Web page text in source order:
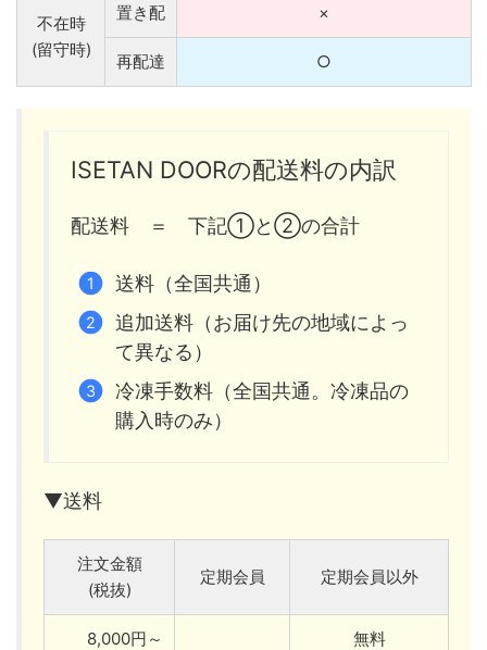
不在時
(留守時)
置き配 ×
再配達 ○
ISETAN DOORの配送料の内訳
配送料 ＝ 下記①と②の合計
送料（全国共通）
追加送料（お届け先の地域によっ
て異なる）
冷凍手数料（全国共通。冷凍品の
購入時のみ）
▼送料
注文金額
(税抜)
定期会員 定期会員以外
8,000円～
無料